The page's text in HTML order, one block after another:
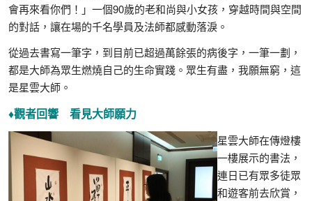
會再來看你們！」一個90歲的老和尚與小女孩，穿越時間與空間
的對話，讓在場的千名學員及法師都感動落淚。
從過去書寫一筆字，到目前已超過萬餘張的病後字，一筆一劃，
都是大師為眾生燃燒自己的生命實踐。眾生有盡，我願無窮，這
是星雲大師。
♦觀者回響 看見大師願力
星雲大師在傳燈樓
一樓展示的書法，
連日已有眾多徒眾
和遊客前去欣賞，